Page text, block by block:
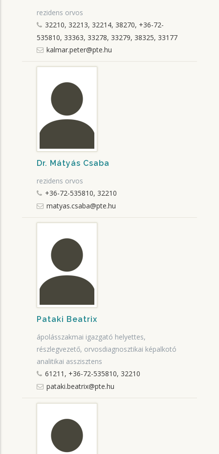
rezidens orvos
32210, 32213, 32214, 38270, +36-72-
535810, 33363, 33278, 33279, 38325, 33177
kalmar.peter@pte.hu
Dr. Mátyás Csaba
rezidens orvos
+36-72-535810, 32210
matyas.csaba@pte.hu
Pataki Beatrix
ápolásszakmai igazgató helyettes,
részlegvezető, orvosdiagnosztikai képalkotó
analitikai asszisztens
61211, +36-72-535810, 32210
pataki.beatrix@pte.hu